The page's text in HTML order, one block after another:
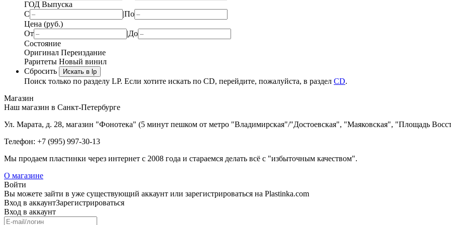
ГОД Выпуска
С
|По
Цена (руб.)
От
|До
Состояние
Оригинал Переиздание
Раритеты Новый винил
Сбросить
Искать в lp
Поиск только по разделу LP. Если хотите искать по CD, перейдите, пожалуйста, в раздел CD.
Магазин
Наш магазин в Санкт-Петербурге
Ул. Марата, д. 28, магазин "Фонотека" (5 минут пешком от метро "Владимирская"/"Достоевская", "Маяковская", "Площадь
Телефон: +7 (995) 997-30-13
Мы продаем пластинки через интернет c 2008 года и стараемся делать всё с "избыточным качеством".
О магазине
Войти
Вы можете зайти в уже существующий аккаунт или зарегистрироваться на Plastinka.com
Вход в аккаунтЗарегистрироваться
Вход в аккаунт